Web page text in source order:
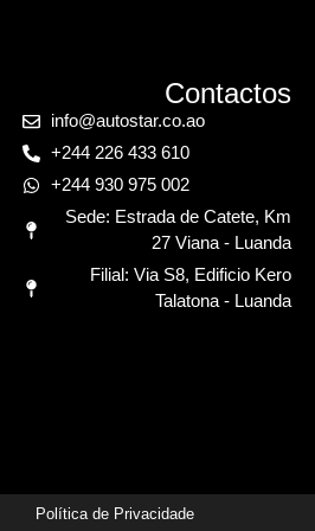
Contactos
info@autostar.co.ao
+244 226 433 610
+244 930 975 002
Sede: Estrada de Catete, Km
27 Viana - Luanda
Filial: Via S8, Edificio Kero
Talatona - Luanda
Política de Privacidade